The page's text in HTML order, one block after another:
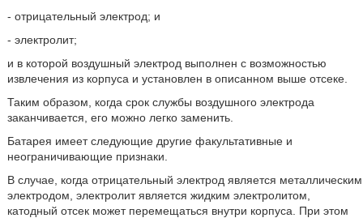
- отрицательный электрод; и
- электролит;
и в которой воздушный электрод выполнен с возможностью
извлечения из корпуса и установлен в описанном выше отсеке.
Таким образом, когда срок службы воздушного электрода
заканчивается, его можно легко заменить.
Батарея имеет следующие другие факультативные и
неограничивающие признаки.
В случае, когда отрицательный электрод является металлическим
электродом, электролит является жидким электролитом,
катодный отсек может перемещаться внутри корпуса. При этом